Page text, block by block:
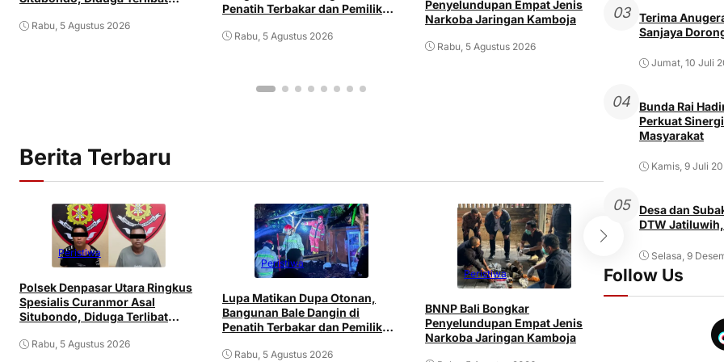
Rabu, 5 Agustus 2026
Penatih Terbakar dan Pemilik
Rabu, 5 Agustus 2026
Penyelundupan Empat Jenis
Narkoba Jaringan Kamboja
Rabu, 5 Agustus 2026
Istri dan Mertua
Senjata Tajam
Berita Terbaru
Peristiwa
Polsek Denpasar Utara Ringkus
Spesialis Curanmor Asal
Situbondo, Diduga Terlibat
Rabu, 5 Agustus 2026
Peristiwa
Lupa Matikan Dupa Otonan,
Bangunan Bale Dangin di
Penatih Terbakar dan Pemilik
Rabu, 5 Agustus 2026
Peristiwa
BNNP Bali Bongkar
Penyelundupan Empat Jenis
Narkoba Jaringan Kamboja
Peristiwa
Istri dan Mertua
03
Terima
Sanjaya
Jumat, 10 Juli
04
Bunda Rai
Perkuat
Masyarakat
Kamis, 9 Juli
05
Desa dan
DTW
Selasa, 9
Follow Us